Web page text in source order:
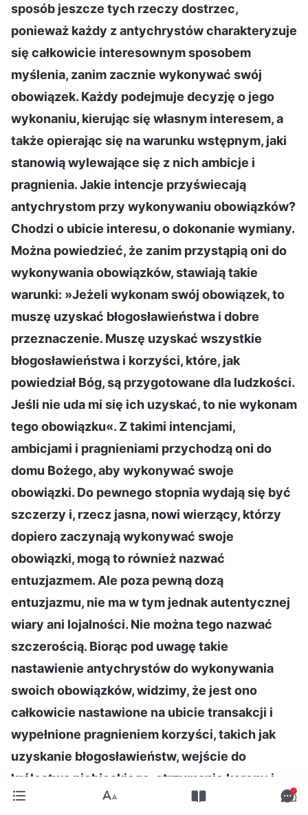
sposób jeszcze tych rzeczy dostrzec,
ponieważ każdy z antychrystów charakteryzuje
się całkowicie interesownym sposobem
myślenia, zanim zacznie wykonywać swój
obowiązek. Każdy podejmuje decyzję o jego
wykonaniu, kierując się własnym interesem, a
także opierając się na warunku wstępnym, jaki
stanowią wylewające się z nich ambicje i
pragnienia. Jakie intencje przyświecają
antychrystom przy wykonywaniu obowiązków?
Chodzi o ubicie interesu, o dokonanie wymiany.
Można powiedzieć, że zanim przystąpią oni do
wykonywania obowiązków, stawiają takie
warunki: »Jeżeli wykonam swój obowiązek, to
muszę uzyskać błogosławieństwa i dobre
przeznaczenie. Muszę uzyskać wszystkie
błogosławieństwa i korzyści, które, jak
powiedział Bóg, są przygotowane dla ludzkości.
Jeśli nie uda mi się ich uzyskać, to nie wykonam
tego obowiązku«. Z takimi intencjami,
ambicjami i pragnieniami przychodzą oni do
domu Bożego, aby wykonywać swoje
obowiązki. Do pewnego stopnia wydają się być
szczerzy i, rzecz jasna, nowi wierzący, którzy
dopiero zaczynają wykonywać swoje
obowiązki, mogą to również nazwać
entuzjazmem. Ale poza pewną dozą
entuzjazmu, nie ma w tym jednak autentycznej
wiary ani lojalności. Nie można tego nazwać
szczerością. Biorąc pod uwagę takie
nastawienie antychrystów do wykonywania
swoich obowiązków, widzimy, że jest ono
całkowicie nastawione na ubicie transakcji i
wypełnione pragnieniem korzyści, takich jak
uzyskanie błogosławieństw, wejście do
królestwa niebieskiego, otrzymanie korony i
nagród. Zatem z zewnątrz wygląda na to, że